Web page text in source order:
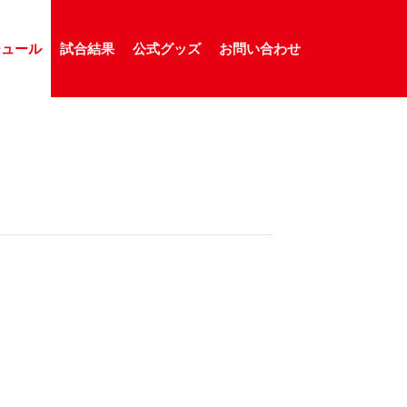
ール 試合結果 公式グッズ お問い合わせ